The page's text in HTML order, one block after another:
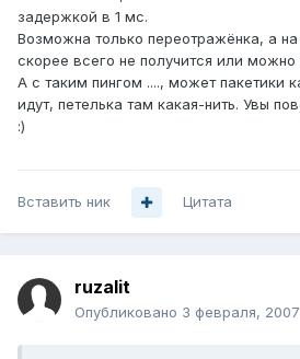
задержкой в 1 мс.
Возможна только переотражёнка, а
скорее всего не получится или можно
А с таким пингом ...., может пакетики
идут, петелька там какая-нить. Увы
:)
Вставить ник Цитата
ruzalit
Опубликовано 3 февраля, 2007